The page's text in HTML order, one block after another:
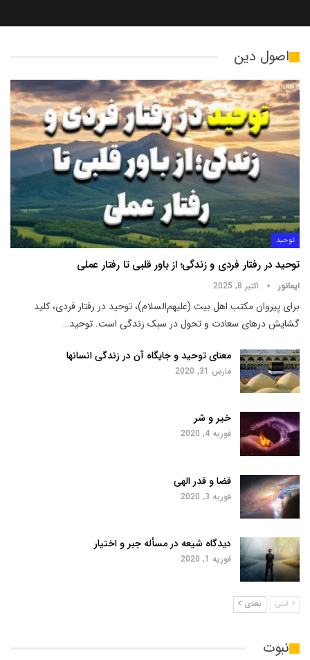
اصول دین
توحید
توحید در رفتار فردی و زندگی؛ از باور قلبی تا رفتار عملی
ایمانور اکتبر 8, 2025
برای پیروان مکتب اهل بیت (علیهم‌السلام)، توحید در رفتار فردی، کلید
گشایش درهای سعادت و تحول در سبک زندگی است. توحید…
معنای توحید و جایگاه آن در زندگی انسانها
مارس 31, 2020
خیر و شر
فوریه 4, 2020
قضا و قدر الهی
فوریه 3, 2020
دیدگاه شیعه در مسأله جبر و اختیار
فوریه 1, 2020
قبلی بعدی
نبوت